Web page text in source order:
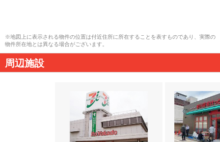
※地図上に表示される物件の位置は付近住所に所在することを表すものであり、実際の
物件所在地とは異なる場合がございます。
周辺施設